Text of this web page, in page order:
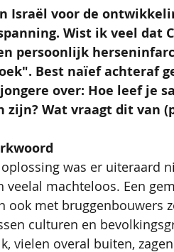
Israël voor de
Wist ik veel dat
persoonlijk
Best naïef achteraf
over: Hoe leef je
zijn? Wat vraagt dit van
was er uiteraard
veelal machteloos. Een
ook met bruggenbouwers
culturen en
vielen overal buiten,